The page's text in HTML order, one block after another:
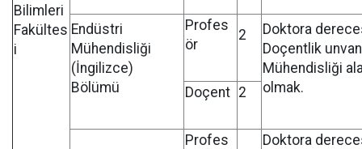
Bilimleri
Fakültes
i
Endüstri
Mühendisliği
(İngilizce)
Bölümü
Profes
ör
2
Doktora
Doçentlik
Mühendisliği
olmak.
Doçent 2
Profes
Doktora